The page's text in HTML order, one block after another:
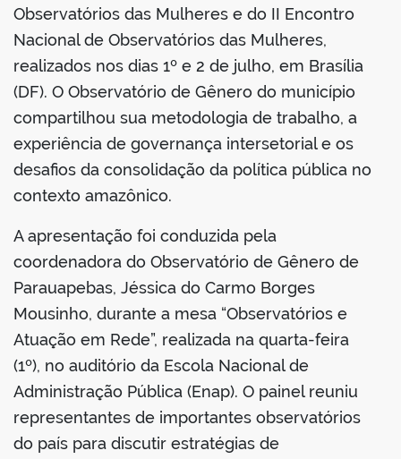
Observatórios das Mulheres e do II Encontro
Nacional de Observatórios das Mulheres,
realizados nos dias 1º e 2 de julho, em Brasília
(DF). O Observatório de Gênero do município
compartilhou sua metodologia de trabalho, a
experiência de governança intersetorial e os
desafios da consolidação da política pública no
contexto amazônico.
A apresentação foi conduzida pela
coordenadora do Observatório de Gênero de
Parauapebas, Jéssica do Carmo Borges
Mousinho, durante a mesa “Observatórios e
Atuação em Rede”, realizada na quarta-feira
(1º), no auditório da Escola Nacional de
Administração Pública (Enap). O painel reuniu
representantes de importantes observatórios
do país para discutir estratégias de